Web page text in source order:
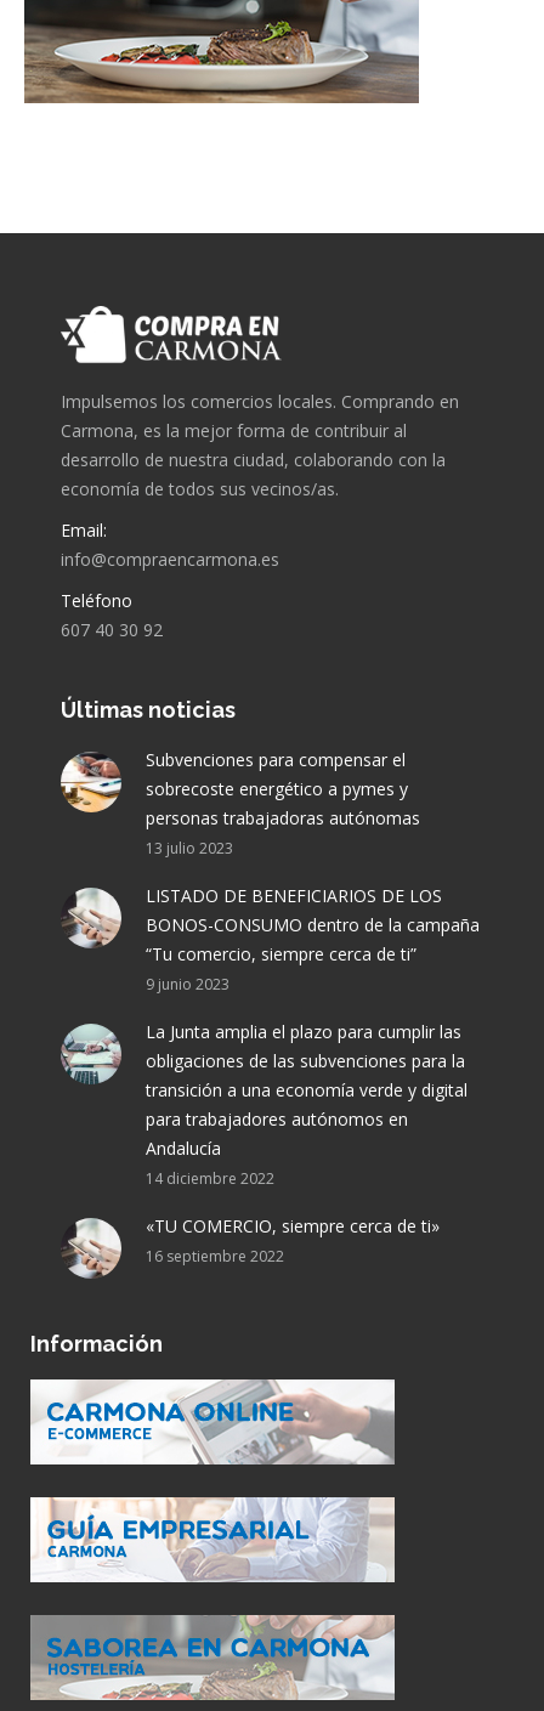
Impulsemos los comercios locales. Comprando en
Carmona, es la mejor forma de contribuir al
desarrollo de nuestra ciudad, colaborando con la
economía de todos sus vecinos/as.
Email:
info@compraencarmona.es
Teléfono
607 40 30 92
Últimas noticias
Subvenciones para compensar el
sobrecoste energético a pymes y
personas trabajadoras autónomas
13 julio 2023
LISTADO DE BENEFICIARIOS DE LOS
BONOS-CONSUMO dentro de la campaña
“Tu comercio, siempre cerca de ti”
9 junio 2023
La Junta amplia el plazo para cumplir las
obligaciones de las subvenciones para la
transición a una economía verde y digital
para trabajadores autónomos en
Andalucía
14 diciembre 2022
«TU COMERCIO, siempre cerca de ti»
16 septiembre 2022
Información